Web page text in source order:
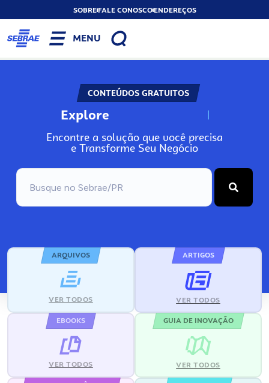
SOBREFALE CONOSCOENDEREÇOS
MENU
CONTEÚDOS GRATUITOS
Explore N
Encontre a solução que você precisa
e Transforme Seu Negócio
ARQUIVOS
VER TODOS
ARTIGOS
VER TODOS
EBOOKS
VER TODOS
GUIA DE INOVAÇÃO
VER TODOS